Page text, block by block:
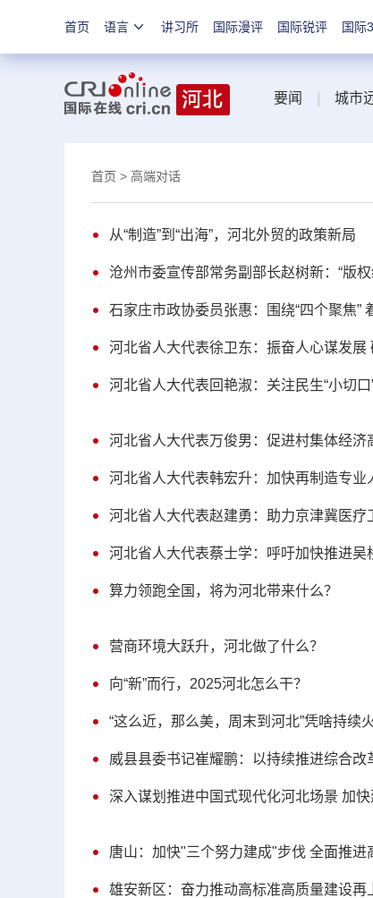
首页 语言 讲习所 国际漫评 国际锐评 国际
要闻 城市
首页 > 高端对话
从“制造”到“出海”，河北外贸的政策新局
沧州市委宣传部常务副部长赵树新：“版
石家庄市政协委员张惠：围绕“四个聚焦”
河北省人大代表徐卫东：振奋人心谋发展
河北省人大代表回艳淑：关注民生“小切口
河北省人大代表万俊男：促进村集体经济
河北省人大代表韩宏升：加快再制造专业
河北省人大代表赵建勇：助力京津冀医疗
河北省人大代表蔡士学：呼吁加快推进吴
算力领跑全国，将为河北带来什么？
营商环境大跃升，河北做了什么？
向“新”而行，2025河北怎么干？
“这么近，那么美，周末到河北”凭啥持续
威县县委书记崔耀鹏：以持续推进综合改
深入谋划推进中国式现代化河北场景 加
唐山：加快"三个努力建成"步伐 全面推进
雄安新区：奋力推动高标准高质量建设再